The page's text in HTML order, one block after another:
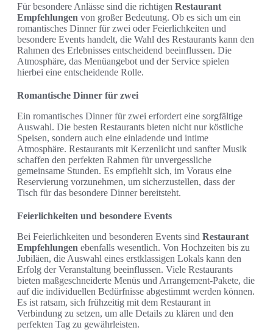
Für besondere Anlässe sind die richtigen Restaurant
Empfehlungen von großer Bedeutung. Ob es sich um ein
romantisches Dinner für zwei oder Feierlichkeiten und
besondere Events handelt, die Wahl des Restaurants kann den
Rahmen des Erlebnisses entscheidend beeinflussen. Die
Atmosphäre, das Menüangebot und der Service spielen
hierbei eine entscheidende Rolle.
Romantische Dinner für zwei
Ein romantisches Dinner für zwei erfordert eine sorgfältige
Auswahl. Die besten Restaurants bieten nicht nur köstliche
Speisen, sondern auch eine einladende und intime
Atmosphäre. Restaurants mit Kerzenlicht und sanfter Musik
schaffen den perfekten Rahmen für unvergessliche
gemeinsame Stunden. Es empfiehlt sich, im Voraus eine
Reservierung vorzunehmen, um sicherzustellen, dass der
Tisch für das besondere Dinner bereitsteht.
Feierlichkeiten und besondere Events
Bei Feierlichkeiten und besonderen Events sind Restaurant
Empfehlungen ebenfalls wesentlich. Von Hochzeiten bis zu
Jubiläen, die Auswahl eines erstklassigen Lokals kann den
Erfolg der Veranstaltung beeinflussen. Viele Restaurants
bieten maßgeschneiderte Menüs und Arrangement-Pakete, die
auf die individuellen Bedürfnisse abgestimmt werden können.
Es ist ratsam, sich frühzeitig mit dem Restaurant in
Verbindung zu setzen, um alle Details zu klären und den
perfekten Tag zu gewährleisten.